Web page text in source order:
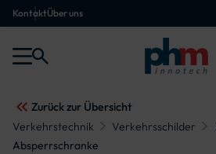
KontaktÜber uns
Zurück zur Übersicht
Verkehrstechnik
Verkehrsschilder
Absperrschranke